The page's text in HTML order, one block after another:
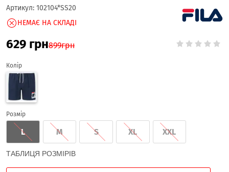
Артикул: 102104*SS20
НЕМАЄ НА СКЛАДІ
629 грн899грн
Колір
Розмір
L M S XL XXL
ТАБЛИЦЯ РОЗМІРІВ